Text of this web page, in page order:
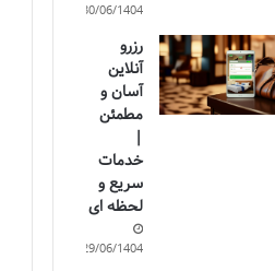
30/06/1404
رزرو
آنلاین
آسان و
مطمئن
|
خدمات
سریع و
لحظه ای
29/06/1404